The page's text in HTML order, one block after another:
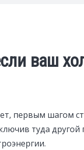
ваш
первым шагом
туда